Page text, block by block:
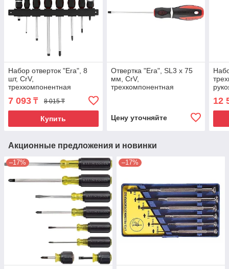
Набор отверток "Era", 8
шт, CrV,
трехкомпонентная
рукоятка Matrix
7 093 ₸ 8 015 ₸
Купить
Отвертка "Era", SL3 х 75
мм, CrV,
трехкомпонентная
Цену уточняйте
12
Акционные предложения и новинки
–17% –17%